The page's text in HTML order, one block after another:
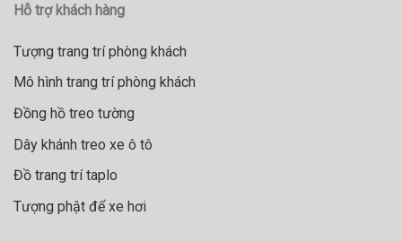
Hỗ trợ khách hàng
Tượng trang trí phòng khách
Mô hình trang trí phòng khách
Đồng hồ treo tường
Dây khánh treo xe ô tô
Đồ trang trí taplo
Tượng phật để xe hơi